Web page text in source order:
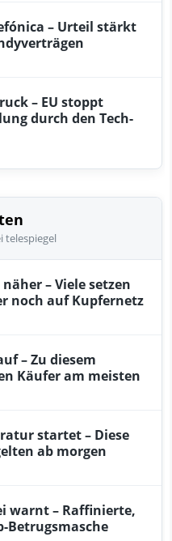
– Urteil stärkt
– EU stoppt
durch den Tech-
telespiegel
– Viele setzen
noch auf Kupfernetz
– Zu diesem
Käufer am meisten
startet – Diese
ab morgen
warnt – Raffinierte,
Betrugsmasche